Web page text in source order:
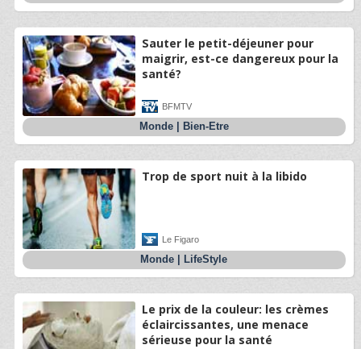
Sauter le petit-déjeuner pour
maigrir, est-ce dangereux pour la
santé?
BFMTV
Monde| Bien-Etre
Trop de sport nuit à la libido
Le Figaro
Monde LifeStyle
Le prix de la couleur: les crèmes
éclaircissantes, une menace
sérieuse pour la santé